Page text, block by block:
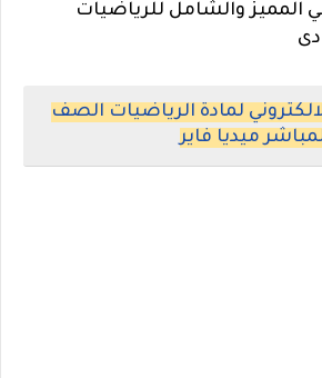
المميز والشامل للرياضيات
لمادة الرياضيات الصف
ميديا فاير